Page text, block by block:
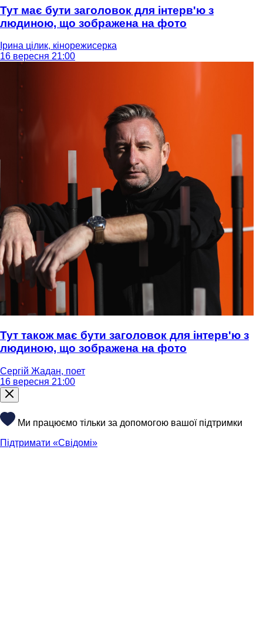
Тут має бути заголовок для інтерв'ю з
людиною, що зображена на фото
Ірина цілик, кінорежисерка
16 вересня 21:00
Тут також має бути заголовок для інтерв'ю з
людиною, що зображена на фото
Сергій Жадан, поет
16 вересня 21:00
Ми працюємо тільки за допомогою вашої підтримки
Підтримати «Свідомі»